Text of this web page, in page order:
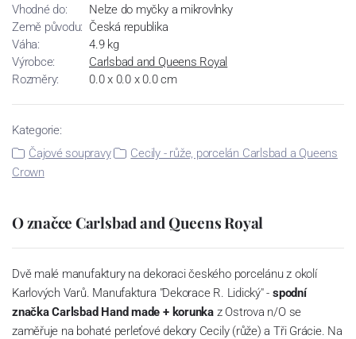
Vhodné do:
Nelze do myčky a mikrovlnky
Země původu: Česká republika
Váha:
4.9 kg
Výrobce:
Carlsbad and Queens Royal
Rozměry:
0.0 x 0.0 x 0.0 cm
Kategorie:
Čajové soupravy
Cecily - růže, porcelán Carlsbad a Queens
Crown
O značce Carlsbad and Queens Royal
Dvě malé manufaktury na dekoraci českého porcelánu z okolí
Karlových Varů. Manufaktura "Dekorace R. Lidický" -spodní
značka Carlsbad Hand made + korunka z Ostrova n/O se
zaměřuje na bohaté perleťové dekory Cecily (růže) a Tři Grácie. Na